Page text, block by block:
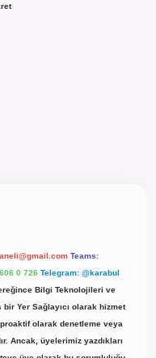
Teams:
0 726 Telegram: @karabul
Bilgi Teknolojileri ve
Yer Sağlayıcı olarak hizmet
olarak denetleme veya
Ancak, üyelerimiz yazdıkları